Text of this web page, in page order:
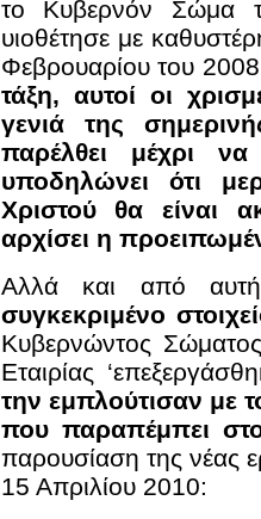
το Κυβερνόν Σώμα
υιοθέτησε με
Φεβρουαρίου του
τάξη, αυτοί οι
γενιά της
παρέλθει μέχρι
υποδηλώνει ότι
Χριστού θα είναι
αρχίσει η
Αλλά και από
συγκεκριμένο
Κυβερνώντος
Εταιρίας
την εμπλούτισαν με
που παραπέμπει
παρουσίαση της νέας
15 Απριλίου 2010: